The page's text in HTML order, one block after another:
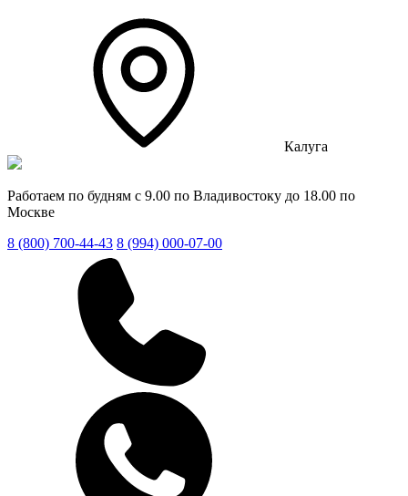
Калуга
Работаем по будням с 9.00 по Владивостоку до 18.00 по
Москве
8 (800) 700-44-43 8 (994) 000-07-00